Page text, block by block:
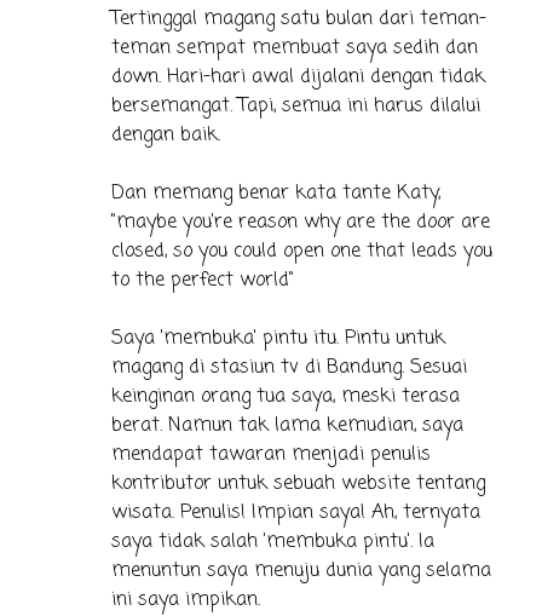
Tertinggal magang satu bulan dari teman-
teman sempat membuat saya sedih dan
down. Hari-hari awal dijalani dengan tidak
bersemangat. Tapi, semua ini harus dilalui
dengan baik.
Dan memang benar kata tante Katy,
"maybe you're reason why are the door are
closed, so you could open one that leads you
to the perfect world"
Saya 'membuka' pintu itu. Pintu untuk
magang di stasiun tv di Bandung. Sesuai
keinginan orang tua saya, meski terasa
berat. Namun tak lama kemudian, saya
mendapat tawaran menjadi penulis
kontributor untuk sebuah website tentang
wisata. Penulis! Impian saya! Ah, ternyata
saya tidak salah 'membuka pintu'. Ia
menuntun saya menuju dunia yang selama
ini saya impikan.